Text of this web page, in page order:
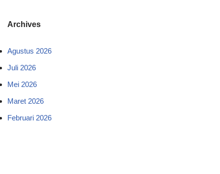
Archives
Agustus 2026
Juli 2026
Mei 2026
Maret 2026
Februari 2026